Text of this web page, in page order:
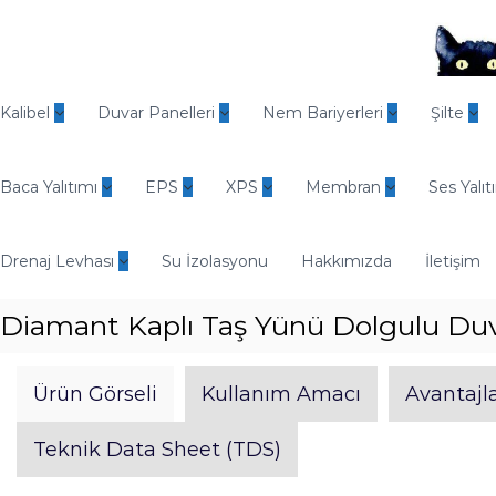
e
d
E
ü
t
Kalibel Duvar Panelleri Nem Bariyerleri Şilte
Baca Yalıtımı EPS XPS Membran Ses
Drenaj Levhası Su İzolasyonu Hakkımızda İletişim
Diamant Kaplı Taş Yünü Dolgulu
Ürün Görseli Kullanım Amacı
Teknik Data Sheet (TDS)